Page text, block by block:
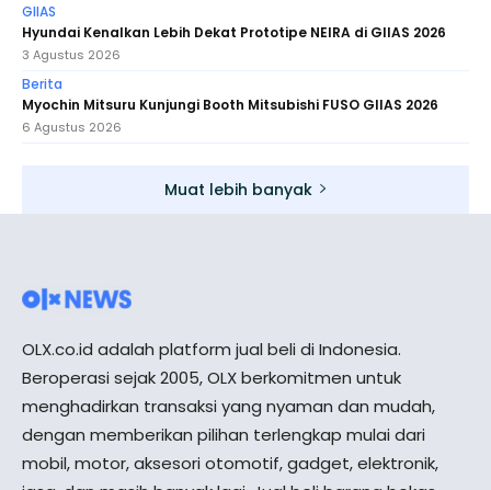
GIIAS
Hyundai Kenalkan Lebih Dekat Prototipe NEIRA di GIIAS 2026
3 Agustus 2026
Berita
Myochin Mitsuru Kunjungi Booth Mitsubishi FUSO GIIAS 2026
6 Agustus 2026
Muat lebih banyak
OLX.co.id adalah platform jual beli di Indonesia.
Beroperasi sejak 2005, OLX berkomitmen untuk
menghadirkan transaksi yang nyaman dan mudah,
dengan memberikan pilihan terlengkap mulai dari
mobil, motor, aksesori otomotif, gadget, elektronik,